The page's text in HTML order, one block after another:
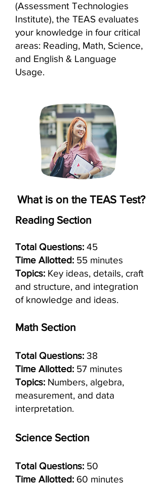
(Assessment Technologies
Institute), the TEAS evaluates
your knowledge in four critical
areas: Reading, Math, Science,
and English & Language
Usage.
What is on the TEAS Test?
Reading Section
Total Questions: 45
Time Allotted: 55 minutes
Topics: Key ideas, details, craft
and structure, and integration
of knowledge and ideas.
Math Section
Total Questions: 38
Time Allotted: 57 minutes
Topics: Numbers, algebra,
measurement, and data
interpretation.
Science Section
Total Questions: 50
Time Allotted: 60 minutes